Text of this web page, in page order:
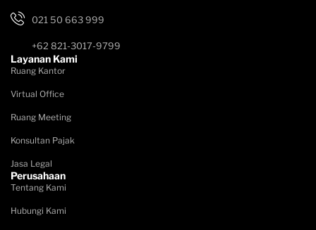
021 50 663 999
+62 821-3017-9799
Layanan Kami
Ruang Kantor
Virtual Office
Ruang Meeting
Konsultan Pajak
Jasa Legal
Perusahaan
Tentang Kami
Hubungi Kami